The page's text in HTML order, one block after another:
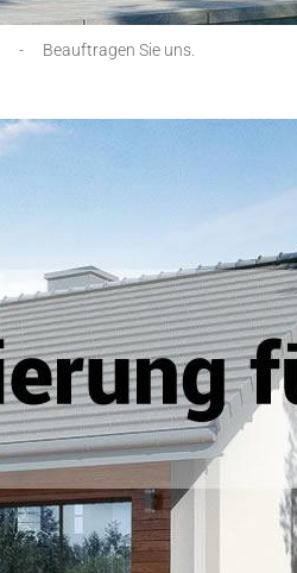
- Beauftragen Sie uns.